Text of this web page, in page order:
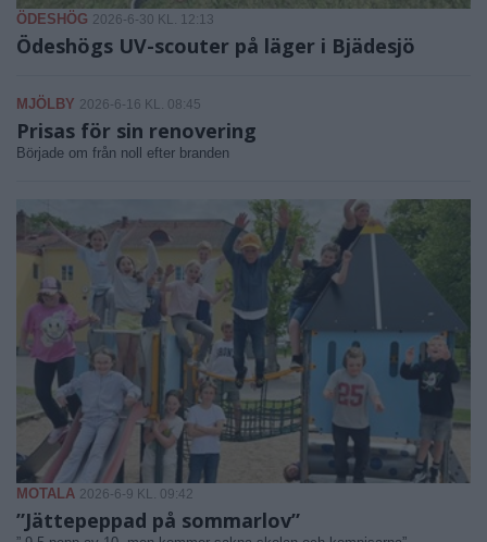
ÖDESHÖG 2026-6-30 KL. 12:13
Ödeshögs UV-scouter på läger i Bjädesjö
MJÖLBY 2026-6-16 KL. 08:45
Prisas för sin renovering
Började om från noll efter branden
MOTALA 2026-6-9 KL. 09:42
”Jättepeppad på sommarlov”